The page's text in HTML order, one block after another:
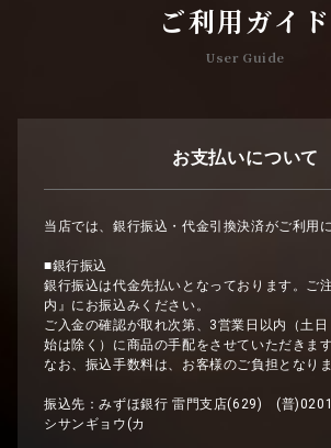
ご利用ガイド
User Guide
お支払いについて
当店では、銀行振込・代金引換決済がご利用
■銀行振込
銀行振込は代金先払いとなっております。ご
内』にお振込みください。
ご入金の確認が取れ次第、3営業日以内（土
始は除く）に商品の手配をさせていただきます
なお、振込手数料は、お客様のご負担となりま
振込先：みずほ銀行 雷門支店(629) (普
シサンギョウ(カ